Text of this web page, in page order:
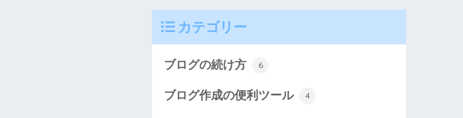
カテゴリー
ブログの続け方 6
ブログ作成の便利ツール 4